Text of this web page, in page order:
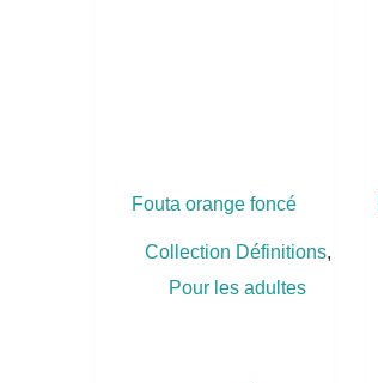
Fouta orange foncé
Collection Définitions,
Pour les adultes